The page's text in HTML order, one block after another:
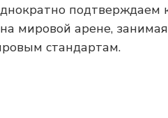
подтверждаем
мировой арене,
стандартам.